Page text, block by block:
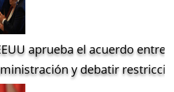
aprueba el acuerdo entre
y debatir